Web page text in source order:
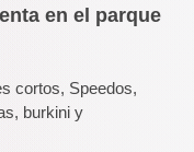
en el parque
cortos, Speedos,
burkini y